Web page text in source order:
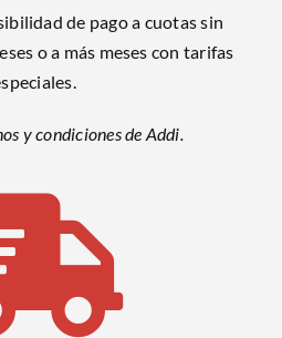
de pago a cuotas sin
o a más meses con tarifas
y condiciones de Addi.